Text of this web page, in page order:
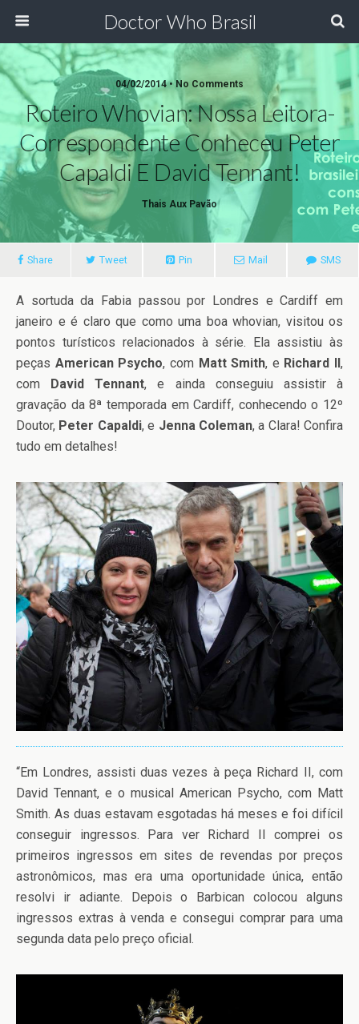
Doctor Who Brasil
04/02/2014 • No Comments
Roteiro Whovian: Nossa Leitora-
Correspondente Conheceu Peter
Capaldi E David Tennant!
Thais Aux Pavão
Share Tweet Pin Mail SMS
A sortuda da Fabia passou por Londres e Cardiff em
janeiro e é claro que como uma boa whovian, visitou os
pontos turísticos relacionados à série. Ela assistiu às
peças American Psycho, com Matt Smith, e Richard II,
com David Tennant, e ainda conseguiu assistir à
gravação da 8ª temporada em Cardiff, conhecendo o 12º
Doutor, Peter Capaldi, e Jenna Coleman, a Clara! Confira
tudo em detalhes!
“Em Londres, assisti duas vezes à peça Richard II, com
David Tennant, e o musical American Psycho, com Matt
Smith. As duas estavam esgotadas há meses e foi difícil
conseguir ingressos. Para ver Richard II comprei os
primeiros ingressos em sites de revendas por preços
astronômicos, mas era uma oportunidade única, então
resolvi ir adiante. Depois o Barbican colocou alguns
ingressos extras à venda e consegui comprar para uma
segunda data pelo preço oficial.